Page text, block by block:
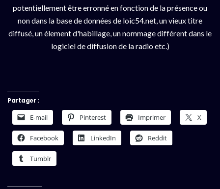
potentiellement être erronné en fonction de la présence ou
non dans la base de données de loic54.net, un vieux titre
diffusé, un élement d'habillage, un nommage différent dans le
logiciel de diffusion de la radio etc.)
Partager :
E-mail Pinterest Imprimer X
Facebook LinkedIn Reddit
Tumblr